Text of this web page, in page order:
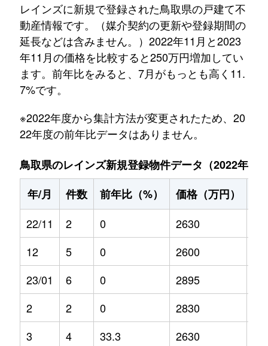
レインズに新規で登録された鳥取県の戸建て不
動産情報です。（媒介契約の更新や登録期間の
延長などは含みません。）2022年11月と2023
年11月の価格を比較すると250万円増加してい
ます。前年比をみると、7月がもっとも高く11.
7%です。
※2022年度から集計方法が変更されたため、20
22年度の前年比データはありません。
鳥取県のレインズ新規登録物件データ（2022年11
年/月
件数 前年比（%） 価格（万円）
22/11
2 0 2630
12
5 0 2600
23/01
6 0 2895
2
2 0 2830
3
4 33.3 2630